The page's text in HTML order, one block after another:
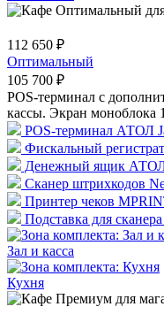
112 650 ₽
Оптимальный
105 700 ₽
POS-терминал с
кассы. Экран моноблока
POS-терминал АТОЛ
Фискальный
Денежный ящик
Сканер штрихкодов
Принтер чеков
Подставка для сканера
Зал и касса
Кухня